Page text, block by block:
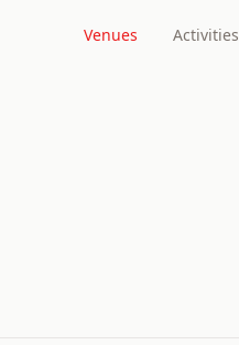
Venues Activities